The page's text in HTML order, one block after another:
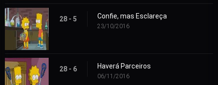
28 - 5 Confie, mas Esclareça
23/10/2016
28 - 6 Haverá Parceiros
06/11/2016